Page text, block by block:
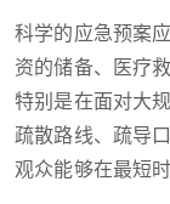
科学的应急预案
资的储备、医疗
特别是在面对大
疏散路线、疏导
观众能够在最短